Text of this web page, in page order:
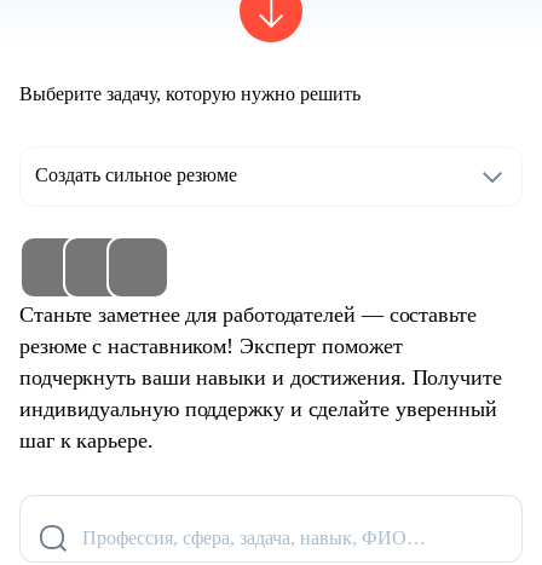
Выберите задачу, которую нужно решить
Создать сильное резюме
Станьте заметнее для работодателей — составьте
резюме с наставником! Эксперт поможет
подчеркнуть ваши навыки и достижения. Получите
индивидуальную поддержку и сделайте уверенный
шаг к карьере.
Профессия, сфера, задача, навык, ФИО…